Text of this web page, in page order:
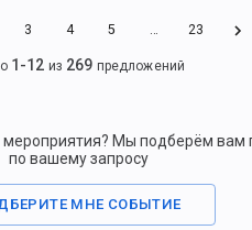
3 4 5 … 23
1 -12 из 269 предложений
мероприятия? Мы подберём вам
по вашему запросу
МНЕ СОБЫТИЕ